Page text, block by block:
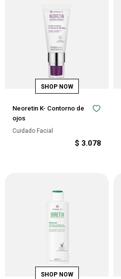
Neoretin K- Contorno de
ojos
Cuidado Facial
$ 3.078